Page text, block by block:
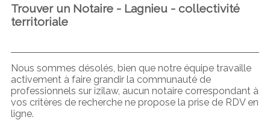
Trouver un Notaire - Lagnieu - collectivité
territoriale
Nous sommes désolés, bien que notre équipe travaille
activement à faire grandir la communauté de
professionnels sur izilaw, aucun notaire correspondant à
vos critères de recherche ne propose la prise de RDV en
ligne.